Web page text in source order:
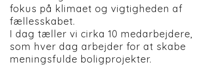
fokus på klimaet og vigtigheden af
fællesskabet.
I dag tæller vi cirka 10 medarbejdere,
som hver dag arbejder for at skabe
meningsfulde boligprojekter.